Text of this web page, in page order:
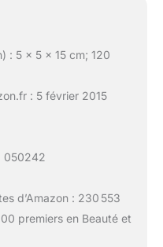
: 5 x 5 x 15 cm; 120
: 5 février 2015
050242
d’Amazon : 230 553
premiers en Beauté et